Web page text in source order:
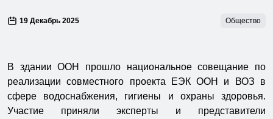
19 Декабрь 2025 Общество
В здании ООН прошло национальное совещание по
реализации совместного проекта ЕЭК ООН и ВОЗ в
сфере водоснабжения, гигиены и охраны здоровья.
Участие приняли эксперты и представители